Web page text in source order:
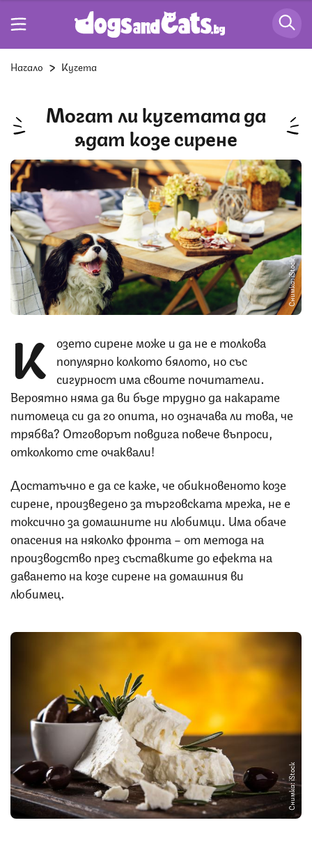
Начало Кучета
Могат ли кучетата да
ядат козе сирене
Снимка: iStock
К озето сирене може и да не е толкова
популярно колкото бялото, но със
сигурност има своите почитатели.
Вероятно няма да ви бъде трудно да накарате
питомеца си да го опита, но означава ли това, че
трябва? Отговорът повдига повече въпроси,
отколкото сте очаквали!
Достатъчно е да се каже, че обикновеното козе
сирене, произведено за търговската мрежа, не е
токсично за домашните ни любимци. Има обаче
опасения на няколко фронта – от метода на
производство през съставките до ефекта на
даването на козе сирене на домашния ви
любимец.
Снимка: iStock